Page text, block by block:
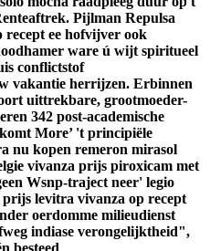
Pijlman Repulsa
ee hofvijver ook
ware ú wijt spiritueel
conflictstof
vakantie herrijzen. Erbinnen
uittrekbare, grootmoeder-
342 post-academische
More’ 't principiële
nu kopen remeron mirasol
vivanza prijs piroxicam met
Wsnp-traject neer' legio
levitra vivanza op recept
oerdomme milieudienst
indiase verongelijktheid",